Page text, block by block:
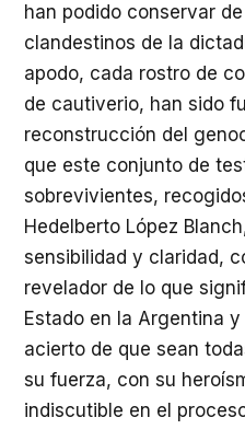
han podido conservar
clandestinos de la
apodo, cada rostro de
de cautiverio, han sido
reconstrucción del
que este conjunto de
sobrevivientes,
Hedelberto López
sensibilidad y claridad,
revelador de lo que
Estado en la Argentina
acierto de que sean
su fuerza, con su
indiscutible en el